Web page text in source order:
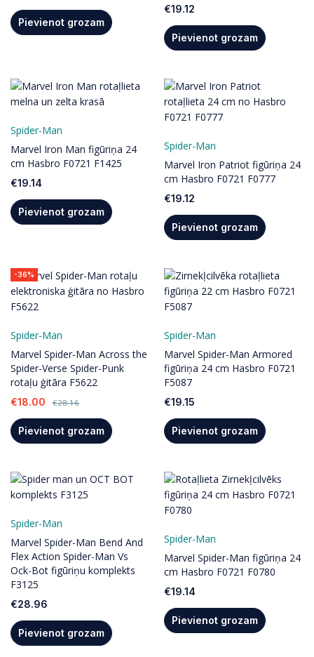
Pievienot grozam
€19.12
Pievienot grozam
Spider-Man
Marvel Iron Man figūriņa 24
cm Hasbro F0721 F1425
€19.14
Pievienot grozam
Spider-Man
Marvel Iron Patriot figūriņa 24
cm Hasbro F0721 F0777
€19.12
Pievienot grozam
-36%
Spider-Man
Marvel Spider-Man Across the
Spider-Verse Spider-Punk
rotaļu ģitāra F5622
€28.16
€18.00
Pievienot grozam
Spider-Man
Marvel Spider-Man Armored
figūriņa 24 cm Hasbro F0721
F5087
€19.15
Pievienot grozam
Spider-Man
Marvel Spider-Man Bend And
Flex Action Spider-Man Vs
Ock-Bot figūriņu komplekts
F3125
€28.96
Pievienot grozam
Spider-Man
Marvel Spider-Man figūriņa 24
cm Hasbro F0721 F0780
€19.14
Pievienot grozam